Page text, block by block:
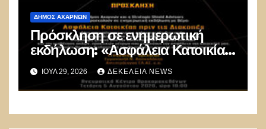
ΔΉΜΟΣ ΑΧΑΡΝΏΝ
Πρόσκληση σε ενημερωτική
εκδήλωση: «Ασφάλεια Κατοικίας
πριν τις Διακοπές»
ΙΟΎΛ 29, 2026 ΔΕΚΈΛΕΙΑ NEWS